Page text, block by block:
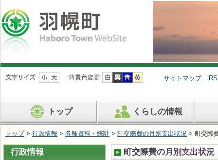
ナ
ビ
ン
を
ば
サイトマップ
トップ くらしの情報
トップ> 行政情報 > 各種資料・統計 > 町交際費の月別支出状況 > 町交際
町交際費の月別支出状況
行政情報